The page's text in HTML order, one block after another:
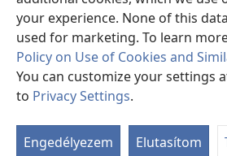
your experience. None of this
used for marketing. To learn
Policy on Use of Cookies and
You can customize your settings
to Privacy Settings.
Engedélyezem Elutasítom
Előző
Kiadói információk
Copyright©2026Watch Tower Bible and
Pennsylvania.